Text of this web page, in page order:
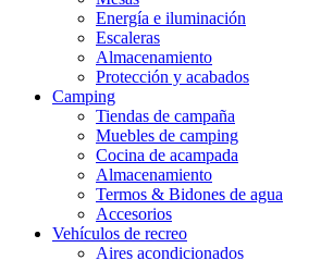
Energía e iluminación
Escaleras
Almacenamiento
Protección y acabados
Camping
Tiendas de campaña
Muebles de camping
Cocina de acampada
Almacenamiento
Termos & Bidones de agua
Accesorios
Vehículos de recreo
Aires acondicionados